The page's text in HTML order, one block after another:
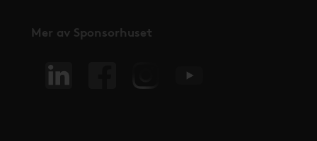
Mer av Sponsorhuset